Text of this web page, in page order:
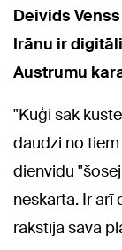
Deivids
Irānu ir
Austrumu
"Kuģi sāk
daudzi no
dienvidu
neskarta. Ir arī
rakstīja savā